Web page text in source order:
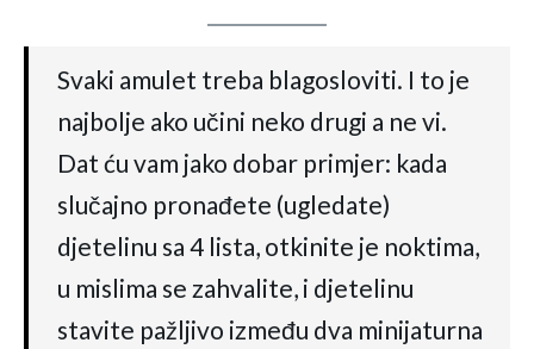
Svaki amulet treba blagosloviti. I to je
najbolje ako učini neko drugi a ne vi.
Dat ću vam jako dobar primjer: kada
slučajno pronađete (ugledate)
djetelinu sa 4 lista, otkinite je noktima,
u mislima se zahvalite, i djetelinu
stavite pažljivo između dva minijaturna